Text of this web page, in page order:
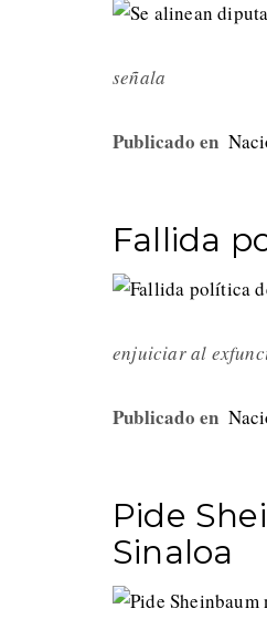
señala
Publicado en
Fallida
enjuiciar al
Publicado en
Pide
Sinaloa